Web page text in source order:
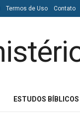
Termos de Uso Contato
ESTUDOS BÍBLICOS